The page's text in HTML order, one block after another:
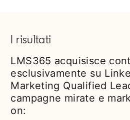
I risultati
LMS365 acquisisce
esclusivamente su
Marketing Qualified
campagne mirate e
on: